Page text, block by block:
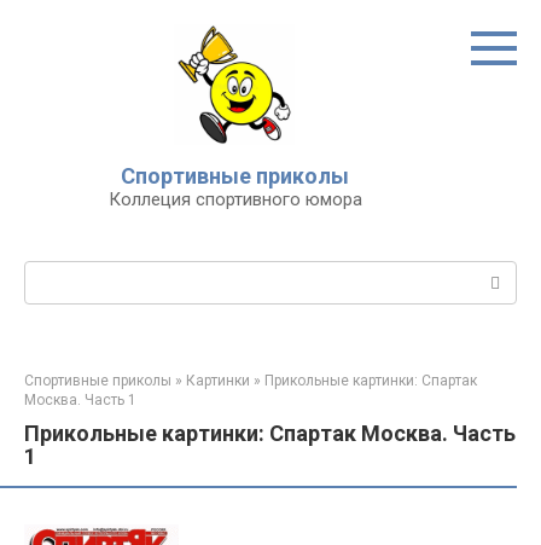
Спортивные приколы
Коллеция спортивного юмора
Спортивные приколы » Картинки » Прикольные картинки: Спартак
Москва. Часть 1
Прикольные картинки: Спартак Москва. Часть
1